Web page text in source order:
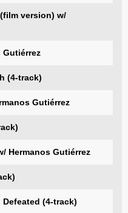
version) w/
Gutiérrez
(4-track)
Gutiérrez
Hermanos Gutiérrez
(4-track)